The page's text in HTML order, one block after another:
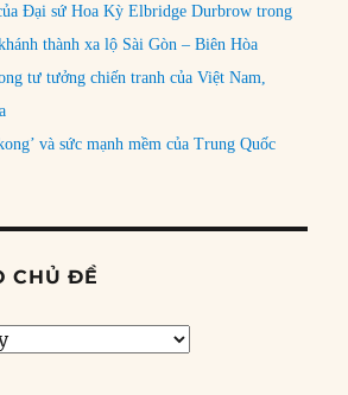
Đại sứ Hoa Kỳ Elbridge Durbrow trong
thành xa lộ Sài Gòn – Biên Hòa
tư tưởng chiến tranh của Việt Nam,
và sức mạnh mềm của Trung Quốc
CHỦ ĐỀ